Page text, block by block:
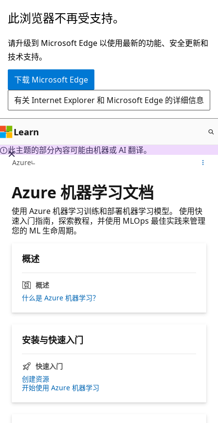
跳
主
要
内
此浏览器不再受支持。
请升级到 Microsoft Edge 以使用最新的功能、安全更新和
技术支持。
下载 Microsoft Edge
有关 Internet Explorer 和 Microsoft Edge 的详细信息
Learn
此主题的部分內容可能由机器或 AI 翻译。
Azure
Azure 机器学习文档
使用 Azure 机器学习训练和部署机器学习模型。 使用快
速入门指南，探索教程，并使用 MLOps 最佳实践来管理
您的 ML 生命周期。
概述
概述
什么是 Azure 机器学习？
安装与快速入门
快速入门
创建资源
开始使用 Azure 机器学习